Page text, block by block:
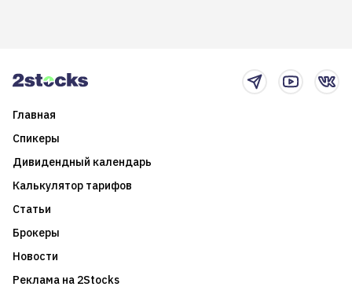
Главная
Спикеры
Дивидендный календарь
Калькулятор тарифов
Статьи
Брокеры
Новости
Реклама на 2Stocks